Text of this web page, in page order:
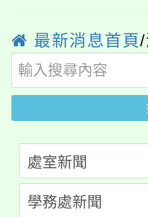
生本土語及
公告本校115
代理(課)教師
公告本校115
代理(課)教師
轉知中國文
《TA101》
心理、諮商
系所師生報名
轉知苗栗縣
門員」簡章
踴躍報名參加
要點
「桃園市補
展演活動實
115年度「教
義教育推展貢
最新消息首頁